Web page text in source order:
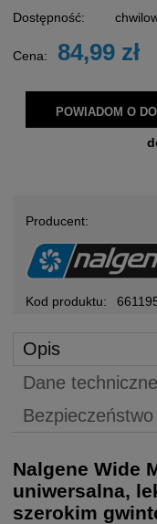
Dostępność:
Cena: 84,99 zł
POWIADOM O
Producent:
Kod produktu:
Opis
Dane techniczne
Bezpieczeństwo
Nalgene Wide
uniwersalna,
szerokim